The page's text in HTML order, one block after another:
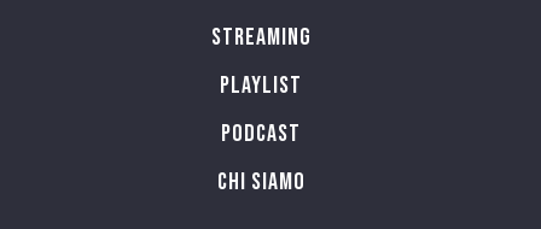
Streaming
Playlist
PODCAST
Chi siamo